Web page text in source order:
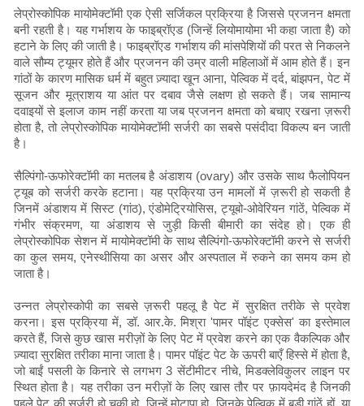
लेप्रोस्कोपिक मायोमेक्टॉमी एक ऐसी सर्जिकल प्रक्रिया है जिससे प्रजनन क्षमता
बनी रहती है। यह गर्भाशय के फाइब्रॉएड (जिन्हें लियोमायोमा भी कहा जाता है) को
हटाने के लिए की जाती है। फाइब्रॉएड गर्भाशय की मांसपेशियों की परत से निकलने
वाले सौम्य ट्यूमर होते हैं और प्रजनन की उम्र वाली महिलाओं में आम होते हैं। इन
गांठों के कारण मासिक धर्म में बहुत ज़्यादा खून आना, पेल्विक में दर्द, बांझपन, पेट में
सूजन और मूत्राशय या आंत पर दबाव जैसे लक्षण हो सकते हैं। जब सामान्य
दवाइयों से इलाज काम नहीं करता या जब प्रजनन क्षमता को बचाए रखना ज़रूरी
होता है, तो लेप्रोस्कोपिक मायोमेक्टॉमी सर्जरी का सबसे पसंदीदा विकल्प बन जाती
है।
सैल्पिंगो-ऊफोरेक्टॉमी का मतलब है अंडाशय (ovary) और उसके साथ फैलोपियन
ट्यूब को सर्जरी करके हटाना। यह प्रक्रिया उन मामलों में ज़रूरी हो सकती है
जिनमें अंडाशय में सिस्ट (गांठ), एंडोमेट्रियोसिस, ट्यूबो-ओवेरियन गांठें, पेल्विक में
गंभीर संक्रमण, या अंडाशय से जुड़ी किसी बीमारी का संदेह हो। एक ही
लेप्रोस्कोपिक सेशन में मायोमेक्टॉमी के साथ सैल्पिंगो-ऊफोरेक्टॉमी करने से सर्जरी
का कुल समय, एनेस्थीसिया का असर और अस्पताल में रुकने का समय कम हो
जाता है।
उन्नत लेप्रोस्कोपी का सबसे ज़रूरी पहलू है पेट में सुरक्षित तरीके से प्रवेश
करना। इस प्रक्रिया में, डॉ. आर.के. मिश्रा 'पामर पॉइंट एक्सेस' का इस्तेमाल
करते हैं, जिसे कुछ खास मरीज़ों के लिए पेट में प्रवेश करने का एक वैकल्पिक और
ज़्यादा सुरक्षित तरीका माना जाता है। पामर पॉइंट पेट के ऊपरी बाएँ हिस्से में होता है,
जो बाईं पसली के किनारे से लगभग 3 सेंटीमीटर नीचे, मिडक्लेविकुलर लाइन पर
स्थित होता है। यह तरीका उन मरीज़ों के लिए खास तौर पर फ़ायदेमंद है जिनकी